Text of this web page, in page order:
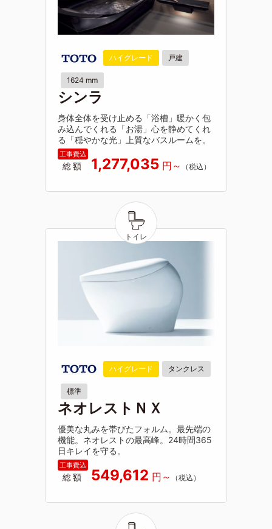
ハイグレード 戸建
1624 mm
シンラ
身体全体を受け止める「浴槽」暖かく包
み込んでくれる「お湯」心を静めてくれ
る「穏やかな光」上質なバスルームを。
総額 1,277,035
ハイグレード タンクレス
標準
ネオレストＮＸ
優美な丸みを帯びたフォルム。最先端の
機能。ネオレストの最高峰。24時間365
日キレイを守る。
総額 549,612